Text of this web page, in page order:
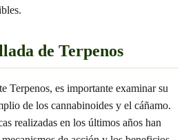
de Terpenos
Terpenos, es importante examinar su
de los cannabinoides y el cáñamo.
realizadas en los últimos años han